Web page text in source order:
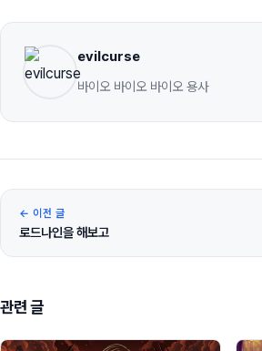
evilcurse
바이오 바이오 바이오 용사
← 이전 글
로드나인을 해보고
관련 글